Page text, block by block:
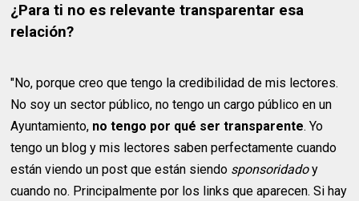
¿Para ti no es relevante transparentar esa
relación?
"No, porque creo que tengo la credibilidad de mis lectores.
No soy un sector público, no tengo un cargo público en un
Ayuntamiento, no tengo por qué ser transparente. Yo
tengo un blog y mis lectores saben perfectamente cuando
están viendo un post que están siendo sponsoridadoy
cuando no. Principalmente por los links que aparecen. Si hay